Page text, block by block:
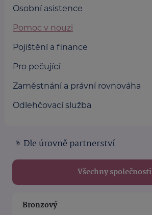
Osobní asistence
Pomoc v nouzi
Pojištění a finance
Pro pečující
Zaměstnání a právní rovnováha
Odlehčovací služba
Dle úrovně partnerství
Všechny společnosti
Bronzový